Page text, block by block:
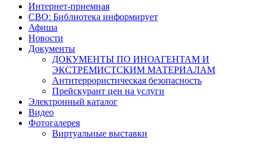
Интернет-приемная
СВО: Библиотека информирует
Афиша
Новости
Документы
ДОКУМЕНТЫ ПО ИНОАГЕНТАМ И
ЭКСТРЕМИСТСКИМ МАТЕРИАЛАМ
Антитеррористическая безопасность
Прейскурант цен на услуги
Электронный каталог
Видео
Фотогалерея
Виртуальные выставки